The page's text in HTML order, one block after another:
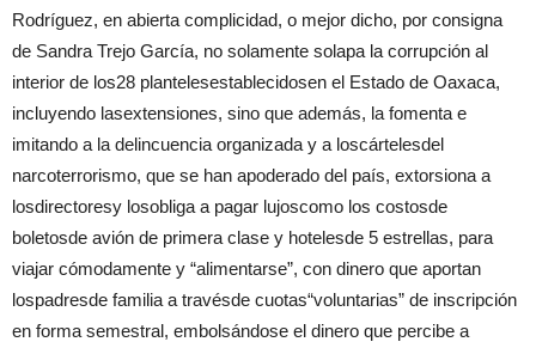
Rodríguez, en abierta complicidad, o mejor dicho, por consigna
de Sandra Trejo García, no solamente solapa la corrupción al
interior de los28 plantelesestablecidosen el Estado de Oaxaca,
incluyendo lasextensiones, sino que además, la fomenta e
imitando a la delincuencia organizada y a loscártelesdel
narcoterrorismo, que se han apoderado del país, extorsiona a
losdirectoresy losobliga a pagar lujoscomo los costosde
boletosde avión de primera clase y hotelesde 5 estrellas, para
viajar cómodamente y “alimentarse”, con dinero que aportan
lospadresde familia a travésde cuotas“voluntarias” de inscripción
en forma semestral, embolsándose el dinero que percibe a